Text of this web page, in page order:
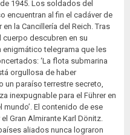
1945. Los soldados del
encuentran al fin el cadáver de
la Cancillería del Reich. Tras
cuerpo descubren en su
enigmático telegrama que les
‘La flota submarina
orgullosa de haber
un paraíso terrestre secreto,
inexpugnable para el Führer en
mundo’. El contenido de ese
Gran Almirante Karl Dönitz.
aliados nunca lograron